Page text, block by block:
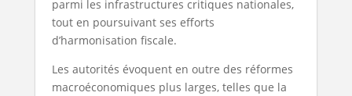
parmi les infrastructures critiques nationales,
tout en poursuivant ses efforts
d’harmonisation fiscale.
Les autorités évoquent en outre des réformes
macroéconomiques plus larges, telles que la